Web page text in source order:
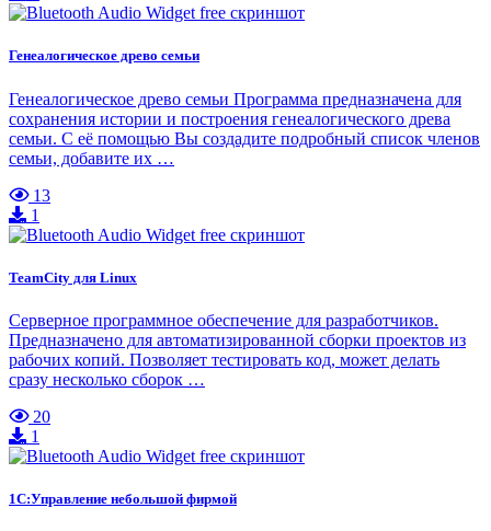
Генеалогическое древо семьи
Генеалогическое древо семьи Программа предназначена для
сохранения истории и построения генеалогического древа
семьи. С её помощью Вы создадите подробный список членов
семьи, добавите их …
13
1
TeamCity для Linux
Серверное программное обеспечение для разработчиков.
Предназначено для автоматизированной сборки проектов из
рабочих копий. Позволяет тестировать код, может делать
сразу несколько сборок …
20
1
1С:Управление небольшой фирмой